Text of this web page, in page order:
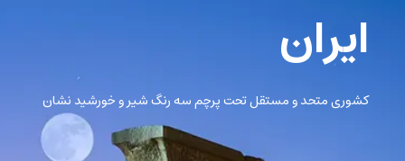
ایران
کشوری متحد و مستقل تحت پرچم سه رنگ شیر و خورشید نشان